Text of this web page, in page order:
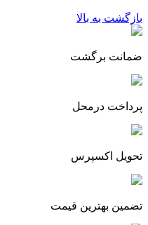
بازگشت به بالا
ضمانت برگشت
پرداخت درمحل
تحویل اکسپرس
تضمین بهترین قیمت